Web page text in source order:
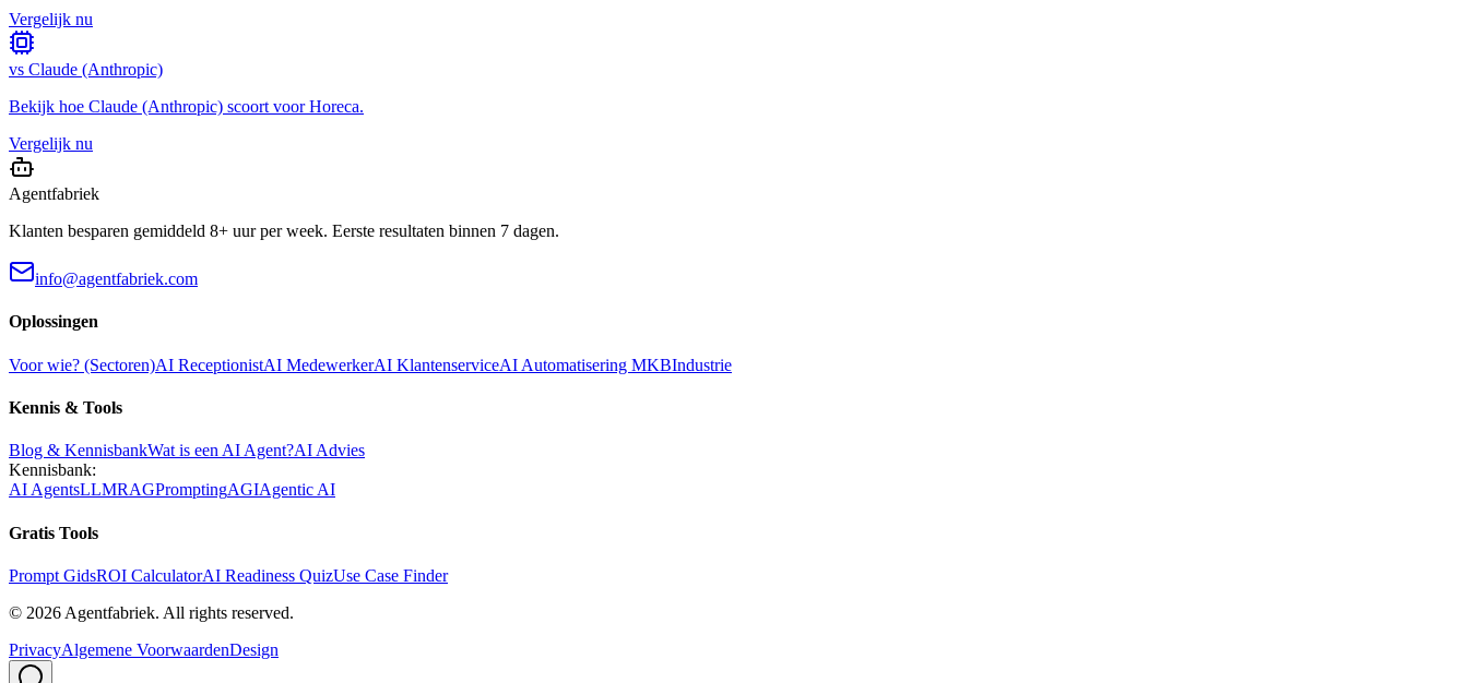
Vergelijk nu
vs Claude (Anthropic)
Bekijk hoe Claude (Anthropic) scoort voorHoreca.
Vergelijk nu
Agentfabriek
Klanten besparen gemiddeld 8+ uur per week. Eerste resultaten binnen 7 dagen.
info@agentfabriek.com
Oplossingen
Voor wie? (Sectoren)AI ReceptionistAI MedewerkerAI KlantenserviceAI Automatisering MKBIndustrie
Kennis & Tools
Blog & KennisbankWat is een AI Agent?AI Advies
Kennisbank:
AI AgentsLLMRAGPromptingAGIAgentic AI
Gratis Tools
Prompt GidsROI CalculatorAI Readiness QuizUse Case Finder
© 2026 Agentfabriek. All rights reserved.
PrivacyAlgemene VoorwaardenDesign